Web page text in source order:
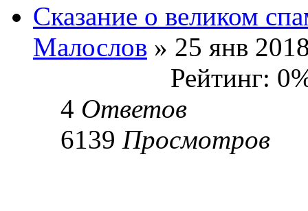
Сказание о великом
Малослов » 25 янв
Рейтинг:
4 Ответов
6139 Просмотров